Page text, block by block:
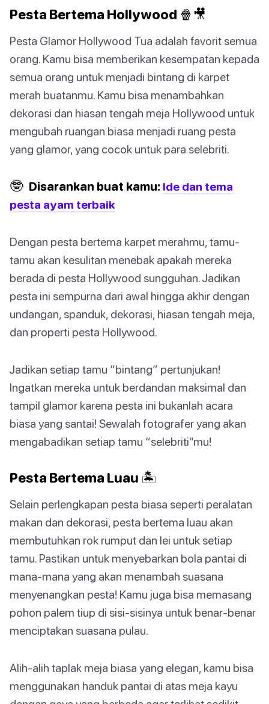
Pesta Bertema Hollywood 🍿🎥
Pesta Glamor Hollywood Tua adalah favorit semua
orang. Kamu bisa memberikan kesempatan kepada
semua orang untuk menjadi bintang di karpet
merah buatanmu. Kamu bisa menambahkan
dekorasi dan hiasan tengah meja Hollywood untuk
mengubah ruangan biasa menjadi ruang pesta
yang glamor, yang cocok untuk para selebriti.
🤓 Disarankan buat kamu: Ide dan tema
pesta ayam terbaik
Dengan pesta bertema karpet merahmu, tamu-
tamu akan kesulitan menebak apakah mereka
berada di pesta Hollywood sungguhan. Jadikan
pesta ini sempurna dari awal hingga akhir dengan
undangan, spanduk, dekorasi, hiasan tengah meja,
dan properti pesta Hollywood.
Jadikan setiap tamu “bintang” pertunjukan!
Ingatkan mereka untuk berdandan maksimal dan
tampil glamor karena pesta ini bukanlah acara
biasa yang santai! Sewalah fotografer yang akan
mengabadikan setiap tamu “selebriti"mu!
Pesta Bertema Luau 🏝️
Selain perlengkapan pesta biasa seperti peralatan
makan dan dekorasi, pesta bertema luau akan
membutuhkan rok rumput dan lei untuk setiap
tamu. Pastikan untuk menyebarkan bola pantai di
mana-mana yang akan menambah suasana
menyenangkan pesta! Kamu juga bisa memasang
pohon palem tiup di sisi-sisinya untuk benar-benar
menciptakan suasana pulau.
Alih-alih taplak meja biasa yang elegan, kamu bisa
menggunakan handuk pantai di atas meja kayu